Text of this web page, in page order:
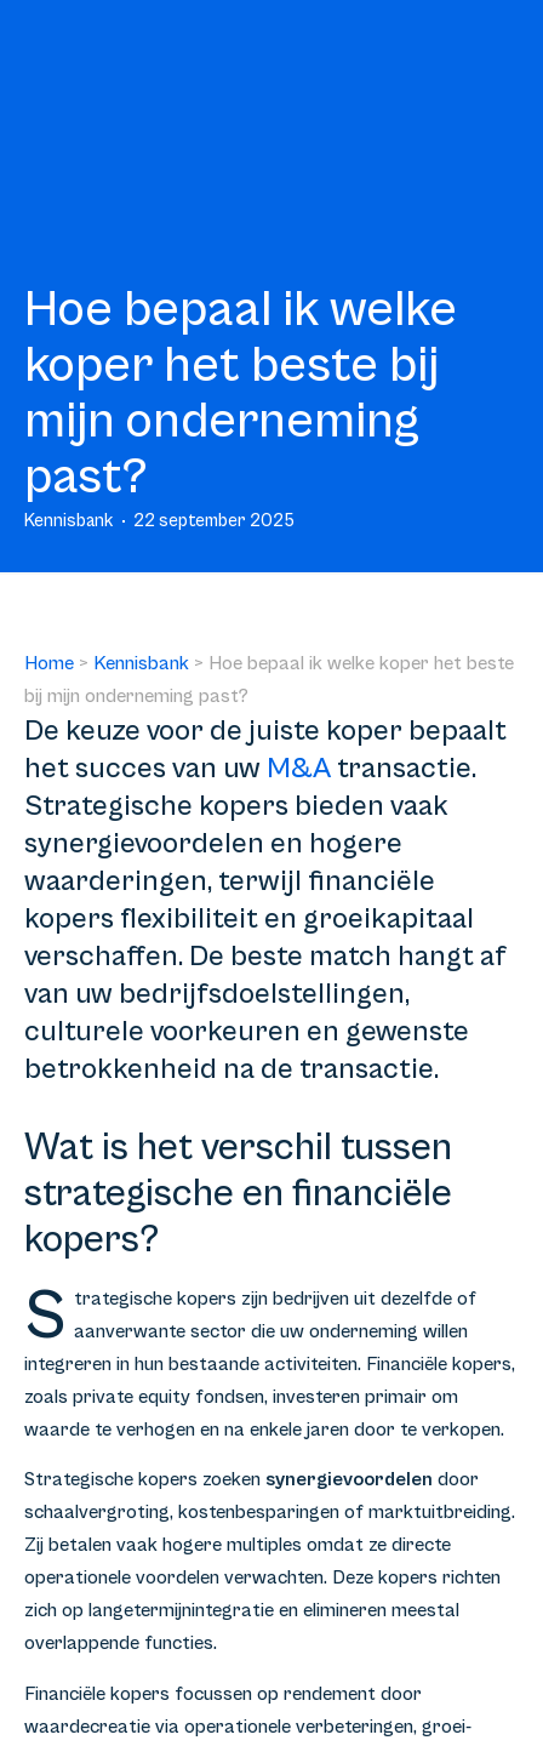
Hoe bepaal ik welke
koper het beste bij
mijn onderneming
past?
Kennisbank 22 september 2025
Home > Kennisbank > Hoe bepaal ik welke koper het beste
bij mijn onderneming past?
De keuze voor de juiste koper bepaalt
het succes van uw M&A transactie.
Strategische kopers bieden vaak
synergievoordelen en hogere
waarderingen, terwijl financiële
kopers flexibiliteit en groeikapitaal
verschaffen. De beste match hangt af
van uw bedrijfsdoelstellingen,
culturele voorkeuren en gewenste
betrokkenheid na de transactie.
Wat is het verschil tussen
strategische en financiële
kopers?
S trategische kopers zijn bedrijven uit dezelfde of
aanverwante sector die uw onderneming willen
integreren in hun bestaande activiteiten. Financiële kopers,
zoals private equity fondsen, investeren primair om
waarde te verhogen en na enkele jaren door te verkopen.
Strategische kopers zoeken synergievoordelen door
schaalvergroting, kostenbesparingen of marktuitbreiding.
Zij betalen vaak hogere multiples omdat ze directe
operationele voordelen verwachten. Deze kopers richten
zich op langetermijnintegratie en elimineren meestal
overlappende functies.
Financiële kopers focussen op rendement door
waardecreatie via operationele verbeteringen, groei-